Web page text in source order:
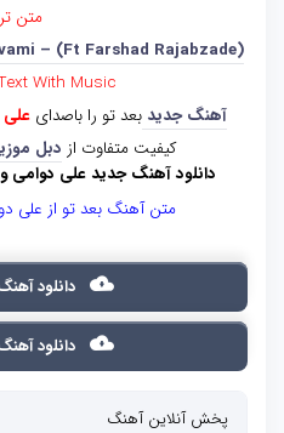
متن
– (Ft Farshad Rajabzade)
With Music
آهنگ جدید بعد تو را باصدای علی
کیفیت متفاوت از دبل
دانلود آهنگ جدید علی دوامی
متن آهنگ بعد تو از علی
دانلود آهنگ
دانلود آهنگ
پخش آنلاین آهنگ